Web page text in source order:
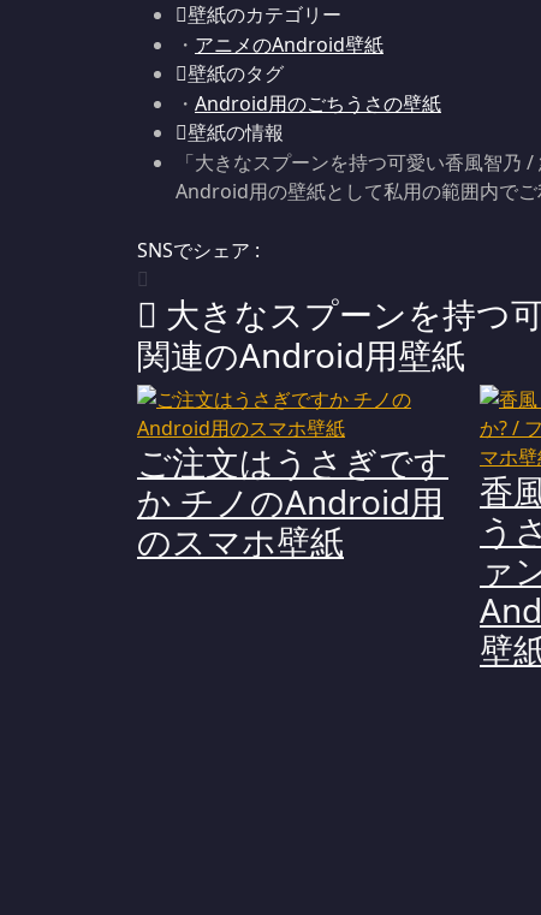
壁紙のカテゴリー
・ アニメのAndroid壁紙
壁紙のタグ
・ Android用のごちうさの壁紙
壁紙の情報
「大きなスプーンを持つ可愛い香風智
Android用の壁紙として私用の範囲内で
SNSでシェア :
大きなスプーンを持つ
関連のAndroid用壁紙
ご注文はうさぎです
か チノのAndroid用
のスマホ壁紙
香
う
ァ
壁